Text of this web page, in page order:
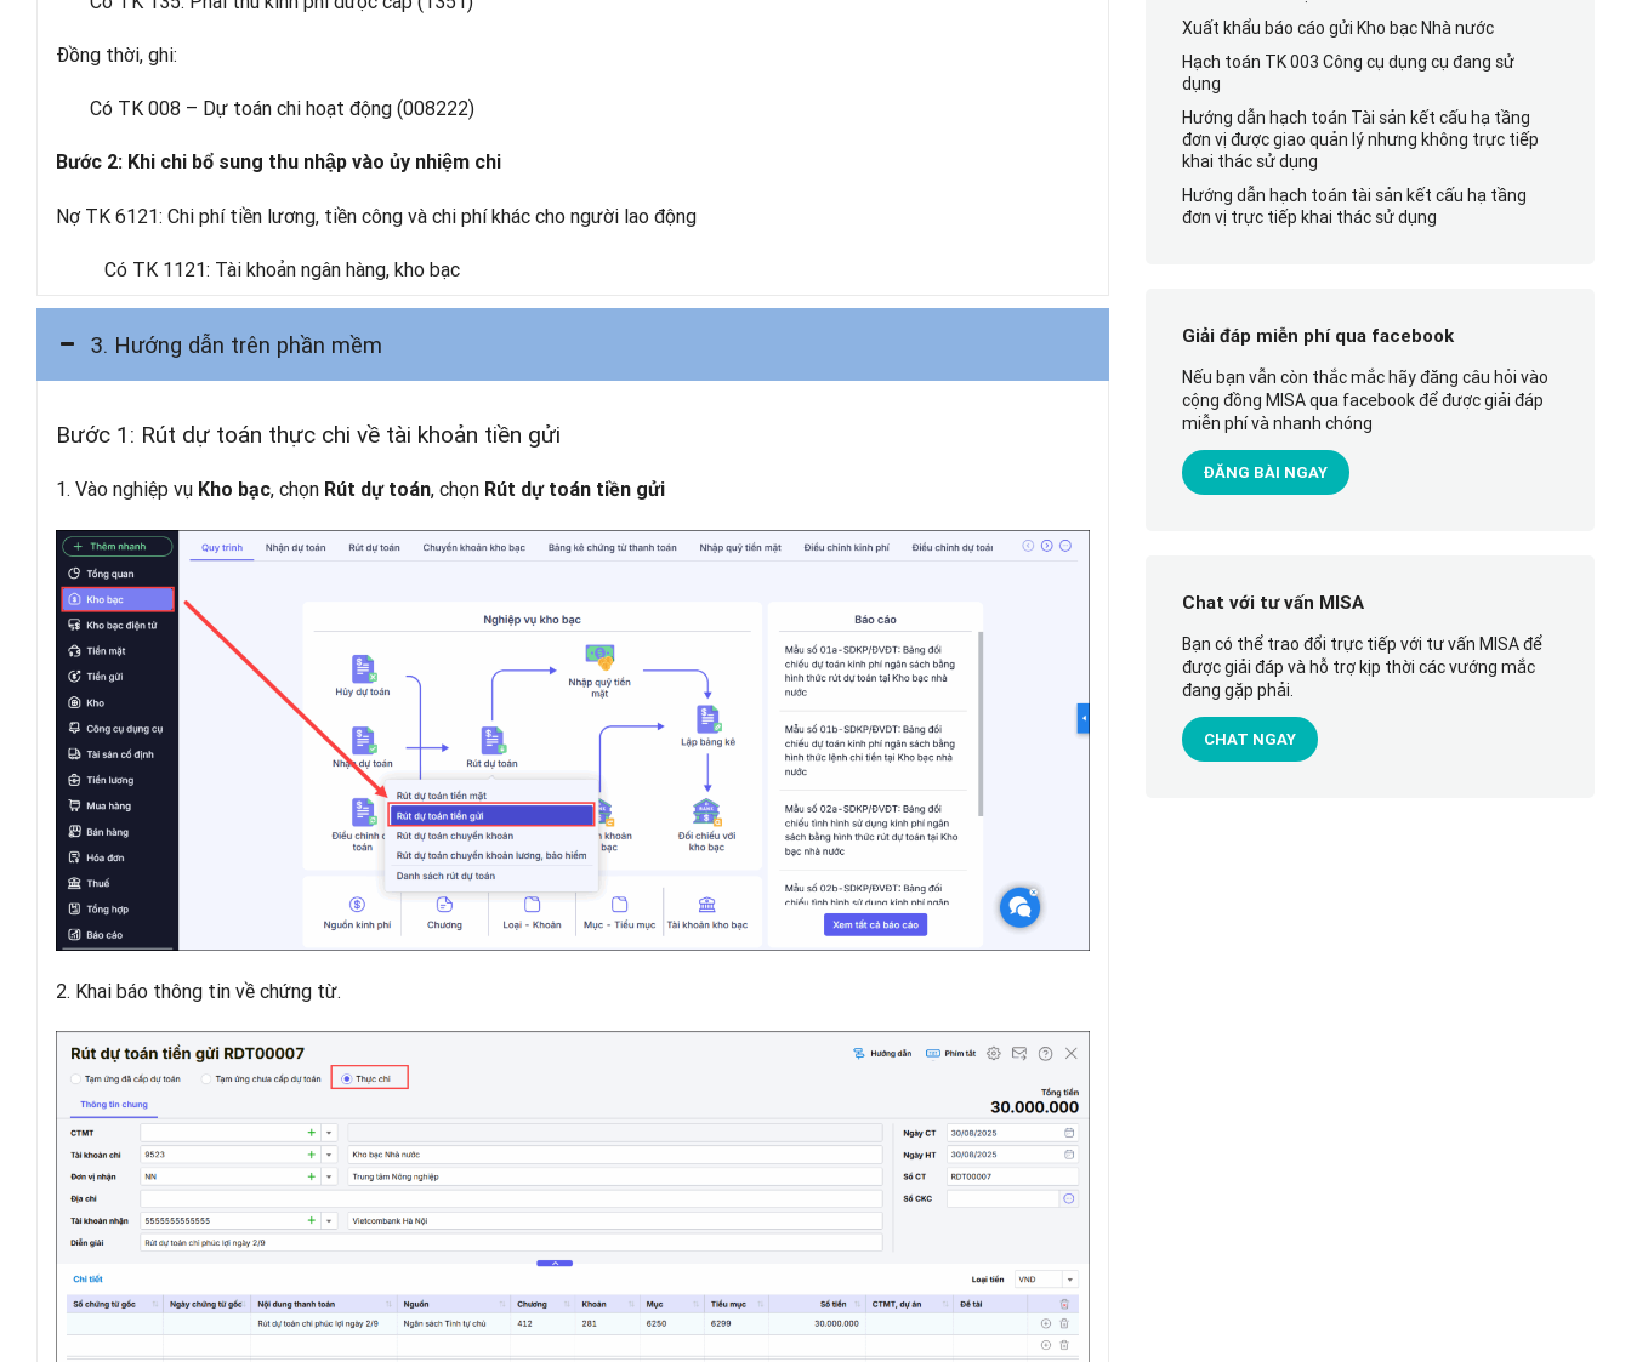
Đồng thời, ghi:
Có TK 008 – Dự toán chi hoạt động (008222)
Bước 2: Khi chi bổ sung thu nhập vào ủy nhiệm chi
Nợ TK 6121: Chi phí tiền lương, tiền công và chi phí khác cho người lao động
Có TK 1121: Tài khoản ngân hàng, kho bạc
3. Hướng dẫn trên phần mềm
Bước 1: Rút dự toán thực chi về tài khoản tiền gửi
1. Vào nghiệp vụ Kho bạc, chọn Rút dự toán, chọn Rút dự toán tiền gửi
2. Khai báo thông tin về chứng từ.
Xuất khẩu báo cáo gửi Kho bạc Nhà nước
Hạch toán TK 003 Công cụ dụng cụ đang sử
dụng
Hướng dẫn hạch toán Tài sản kết cấu hạ tầng
đơn vị được giao quản lý nhưng không trực tiếp
khai thác sử dụng
Hướng dẫn hạch toán tài sản kết cấu hạ tầng
đơn vị trực tiếp khai thác sử dụng
Giải đáp miễn phí qua facebook
Nếu bạn vẫn còn thắc mắc hãy đăng câu hỏi vào
cộng đồng MISA qua facebook để được giải đáp
miễn phí và nhanh chóng
ĐĂNG BÀI NGAY
Chat với tư vấn MISA
Bạn có thể trao đổi trực tiếp với tư vấn MISA để
được giải đáp và hỗ trợ kịp thời các vướng mắc
đang gặp phải.
CHAT NGAY